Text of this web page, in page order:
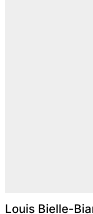
Louis Bielle-